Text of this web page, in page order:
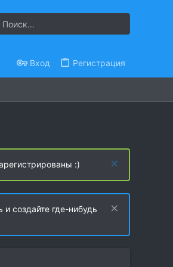
Вход Регистрация
:)
создайте где-нибудь